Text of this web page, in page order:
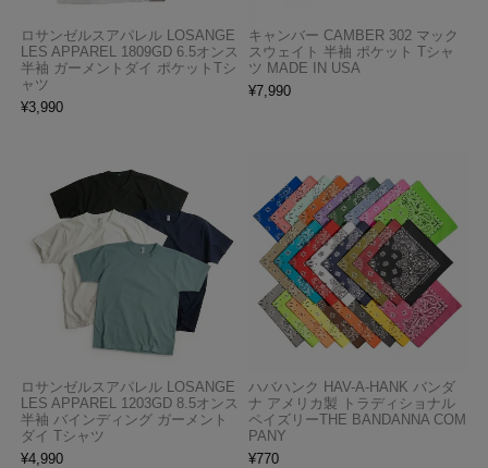
ロサンゼルスアパレル LOSANGE
LES APPAREL 1809GD 6.5オンス
半袖 ガーメントダイ ポケットTシ
ャツ
¥3,990
キャンバー CAMBER 302 マック
スウェイト 半袖 ポケット Tシャ
ツ MADE IN USA
¥7,990
ロサンゼルスアパレル LOSANGE
LES APPAREL 1203GD 8.5オンス
半袖 バインディング ガーメント
ダイ Tシャツ
¥4,990
ハバハンク HAV-A-HANK バンダ
ナ アメリカ製 トラディショナル
ペイズリーTHE BANDANNA COM
PANY
¥770